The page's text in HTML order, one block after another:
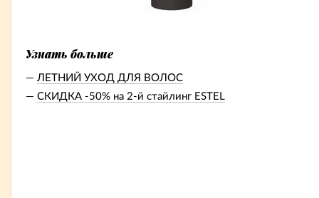
Узнать больше
ЛЕТНИЙ УХОД ДЛЯ ВОЛОС
СКИДКА -50% на 2-й стайлинг ESTEL